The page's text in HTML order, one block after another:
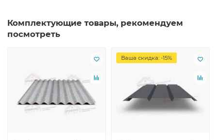
Комплектующие товары, рекомендуем
посмотреть
Ваша скидка: -15%